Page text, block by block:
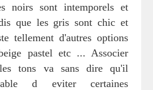
noirs sont intemporels et
que les gris sont chic et
tellement d'autres options
pastel etc ... Associer
les tons va sans dire qu'il
d eviter certaines